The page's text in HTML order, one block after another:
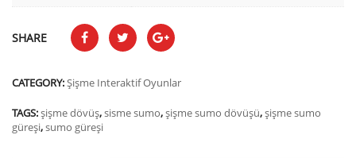
SHARE
CATEGORY:Şişme Interaktif Oyunlar
TAGS:şişme dövüş,sisme sumo,şişme sumo dövüşü,şişme sumo
güreşi,sumo güreşi